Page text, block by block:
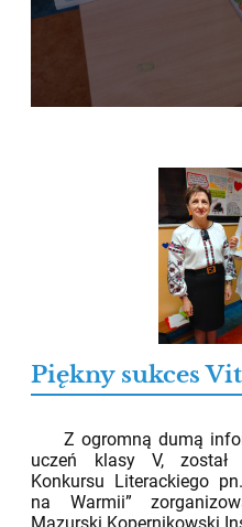
Piękny sukces
Z ogromną dumą
uczeń klasy V, został
Konkursu Literackiego
na Warmii”